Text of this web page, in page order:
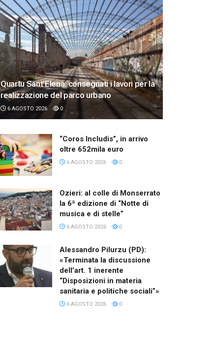
Quartu Sant’Elena: consegnati i lavori per la
realizzazione del parco urbano
6 AGOSTO 2026 0
“Coros Includis”, in arrivo
oltre 652mila euro
6 AGOSTO 2026 0
Ozieri: al colle di Monserrato
la 6ª edizione di “Notte di
musica e di stelle”
6 AGOSTO 2026 0
Alessandro Pilurzu (PD):
«Terminata la discussione
dell’art. 1 inerente
“Disposizioni in materia
sanitaria e politiche sociali”»
6 AGOSTO 2026 0